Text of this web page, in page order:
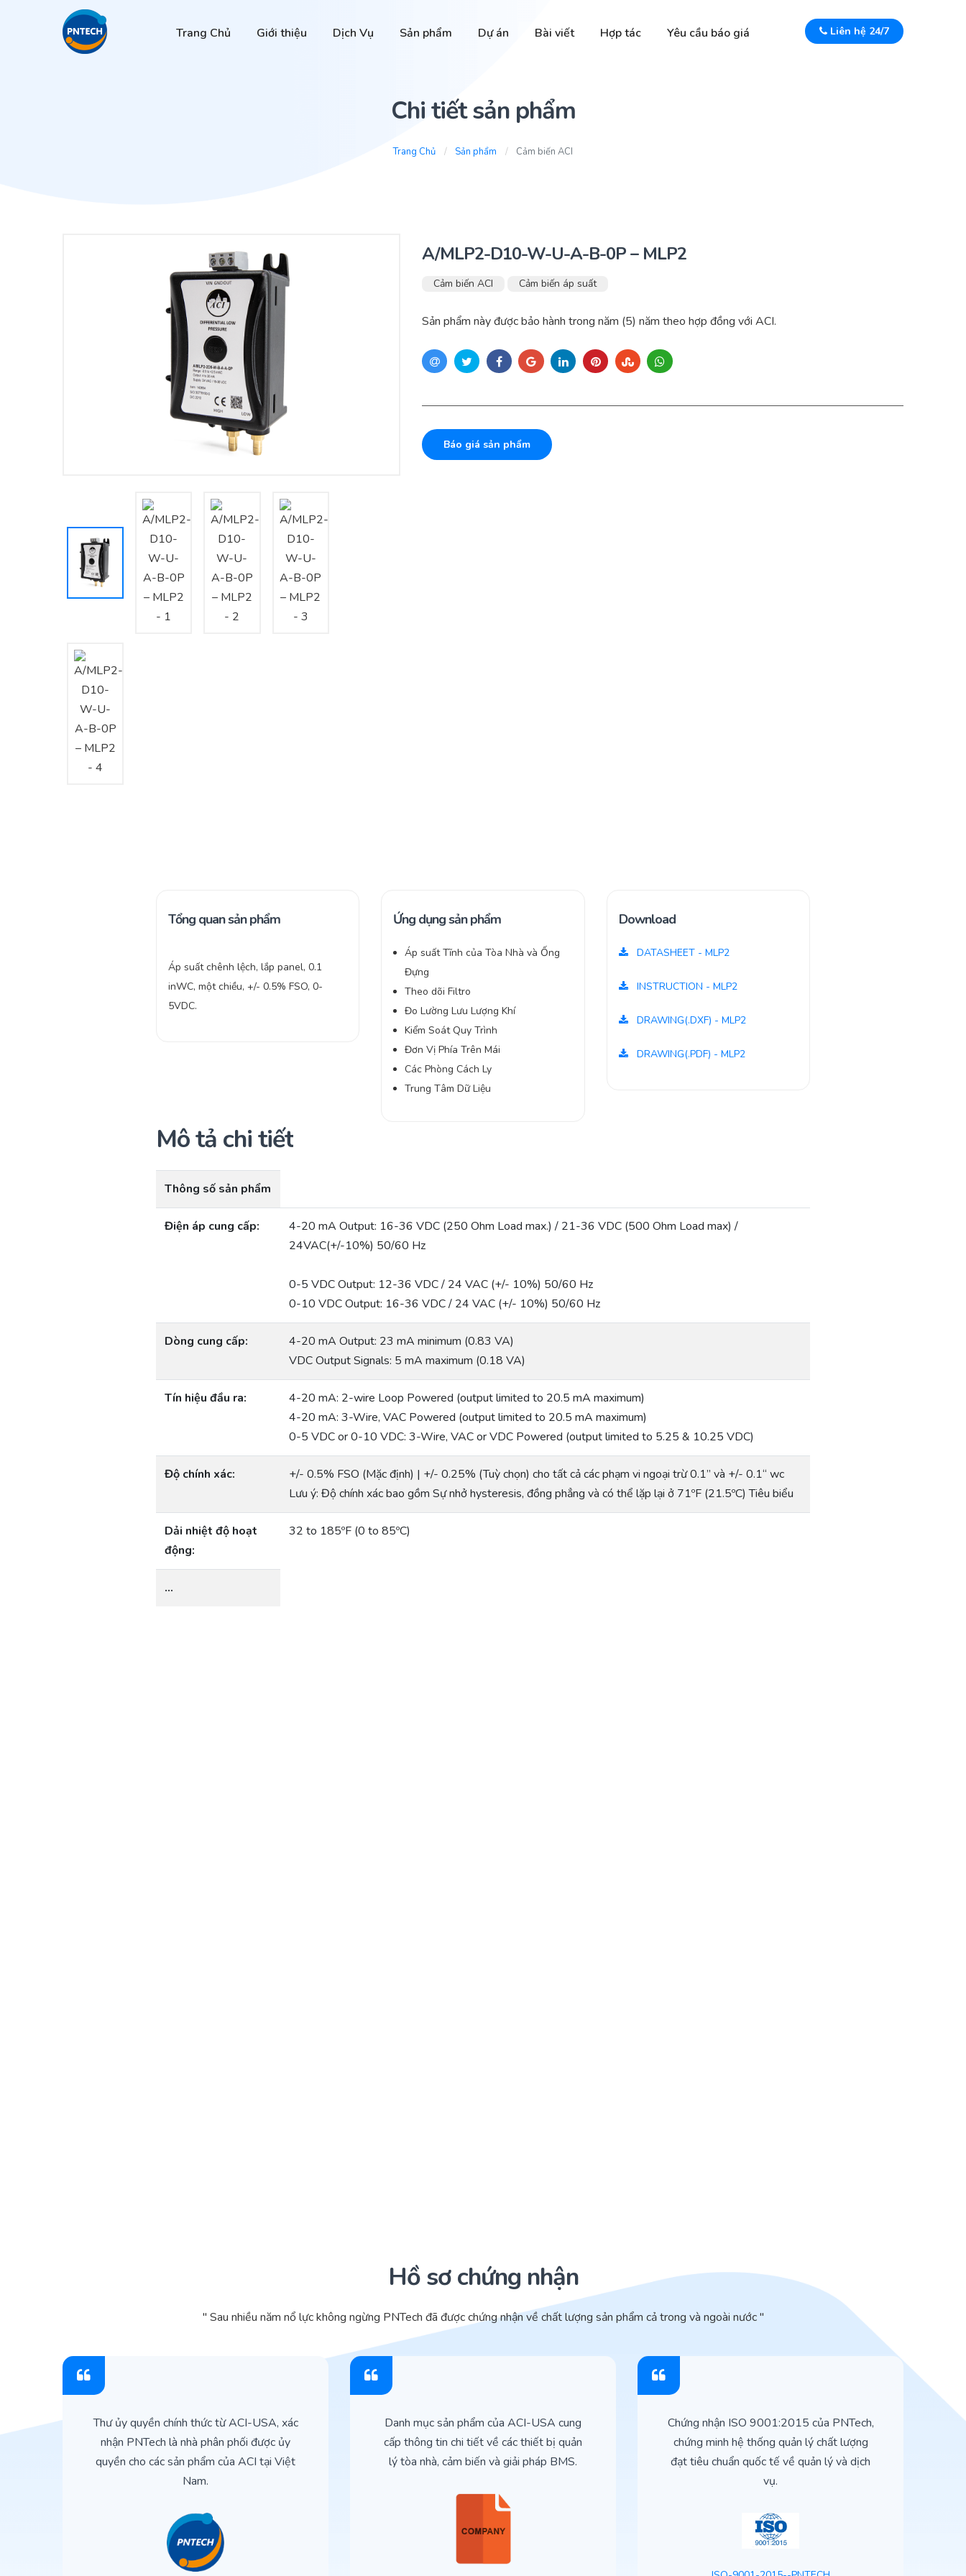
Trang Chủ Giới thiệu Dịch Vụ Sản phẩm Dự án Bài viết Hợp tác Yêu cầu báo giá Liên hệ 24/7
Chi tiết sản phẩm
Trang Chủ Sản phẩm Cảm biến ACI
A/MLP2-D10-W-U-A-B-0P – MLP2
Cảm biến ACI Cảm biến áp suất
Sản phẩm này được bảo hành trong năm (5) năm theo hợp đồng với ACI.
Báo giá sản phẩm
Tổng quan sản phẩm
Áp suất chênh lệch, lắp panel, 0.1
inWC, một chiều, +/- 0.5% FSO, 0-
5VDC.
Ứng dụng sản phẩm
Áp suất Tĩnh của Tòa Nhà và Ống
Đựng
Theo dõi Filtro
Đo Lường Lưu Lượng Khí
Kiểm Soát Quy Trình
Đơn Vị Phía Trên Mái
Các Phòng Cách Ly
Trung Tâm Dữ Liệu
Download
DATASHEET - MLP2
INSTRUCTION - MLP2
DRAWING(.DXF) - MLP2
DRAWING(.PDF) - MLP2
Mô tả chi tiết
Thông số sản phẩm
Điện áp cung cấp:
4-20 mA Output: 16-36 VDC (250 Ohm Load max.) / 21-36 VDC (500 Ohm Load max) /
24VAC(+/-10%) 50/60 Hz
0-5 VDC Output: 12-36 VDC / 24 VAC (+/- 10%) 50/60 Hz
0-10 VDC Output: 16-36 VDC / 24 VAC (+/- 10%) 50/60 Hz
Dòng cung cấp:
4-20 mA Output: 23 mA minimum (0.83 VA)
VDC Output Signals: 5 mA maximum (0.18 VA)
Tín hiệu đầu ra:
4-20 mA: 2-wire Loop Powered (output limited to 20.5 mA maximum)
4-20 mA: 3-Wire, VAC Powered (output limited to 20.5 mA maximum)
0-5 VDC or 0-10 VDC: 3-Wire, VAC or VDC Powered (output limited to 5.25 & 10.25 VDC)
Độ chính xác:
+/- 0.5% FSO (Mặc định) | +/- 0.25% (Tuỳ chọn) cho tất cả các phạm vi ngoại trừ 0.1” và +/- 0.1“ wc
Lưu ý: Độ chính xác bao gồm Sự nhở hysteresis, đồng phẳng và có thể lặp lại ở 71ºF (21.5ºC) Tiêu biểu
Dải nhiệt độ hoạt
động:
32 to 185ºF (0 to 85ºC)
…
Hồ sơ chứng nhận
" Sau nhiều năm nổ lực không ngừng PNTech đã được chứng nhận về chất lượng sản phẩm cả trong và ngoài nước "
Thư ủy quyền chính thức từ ACI-USA, xác
nhận PNTech là nhà phân phối được ủy
quyền cho các sản phẩm của ACI tại Việt
Nam.
Danh mục sản phẩm của ACI-USA cung
cấp thông tin chi tiết về các thiết bị quản
lý tòa nhà, cảm biến và giải pháp BMS.
Chứng nhận ISO 9001:2015 của PNTech,
chứng minh hệ thống quản lý chất lượng
đạt tiêu chuẩn quốc tế về quản lý và dịch
vụ.